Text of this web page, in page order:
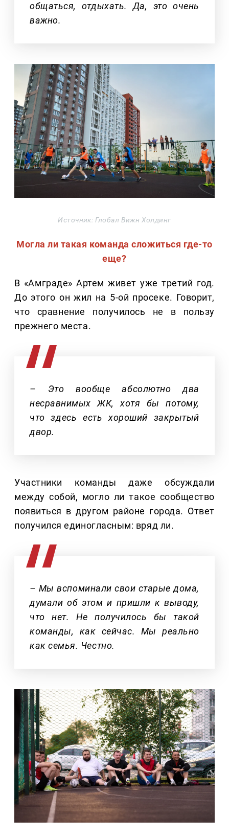
общаться, отдыхать. Да, это очень
важно.
Источник: Глобал Вижн Холдинг
Могла ли такая команда сложиться где-то
еще?
В «Амграде» Артем живет уже третий год.
До этого он жил на 5-ой просеке. Говорит,
что сравнение получилось не в пользу
прежнего места.
– Это вообще абсолютно два
несравнимых ЖК, хотя бы потому,
что здесь есть хороший закрытый
двор.
Участники команды даже обсуждали
между собой, могло ли такое сообщество
появиться в другом районе города. Ответ
получился единогласным: вряд ли.
– Мы вспоминали свои старые дома,
думали об этом и пришли к выводу,
что нет. Не получилось бы такой
команды, как сейчас. Мы реально
как семья. Честно.